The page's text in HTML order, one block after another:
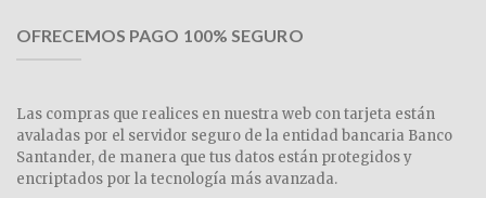
OFRECEMOS PAGO 100% SEGURO
Las compras que realices en nuestra web con tarjeta están
avaladas por el servidor seguro de la entidad bancaria Banco
Santander, de manera que tus datos están protegidos y
encriptados por la tecnología más avanzada.